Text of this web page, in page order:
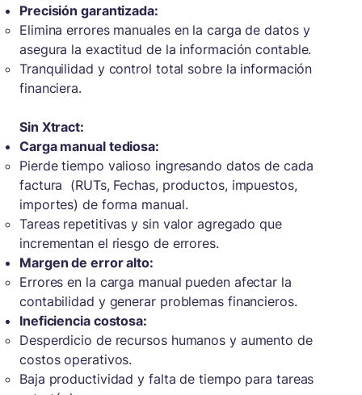
Precisión garantizada:
Elimina errores manuales en la carga de datos y
asegura la exactitud de la información contable.
Tranquilidad y control total sobre la información
financiera.
Sin Xtract:
Carga manual tediosa:
Pierde tiempo valioso ingresando datos de cada
factura (RUTs, Fechas, productos, impuestos,
importes) de forma manual.
Tareas repetitivas y sin valor agregado que
incrementan el riesgo de errores.
Margen de error alto:
Errores en la carga manual pueden afectar la
contabilidad y generar problemas financieros.
Ineficiencia costosa:
Desperdicio de recursos humanos y aumento de
costos operativos.
Baja productividad y falta de tiempo para tareas